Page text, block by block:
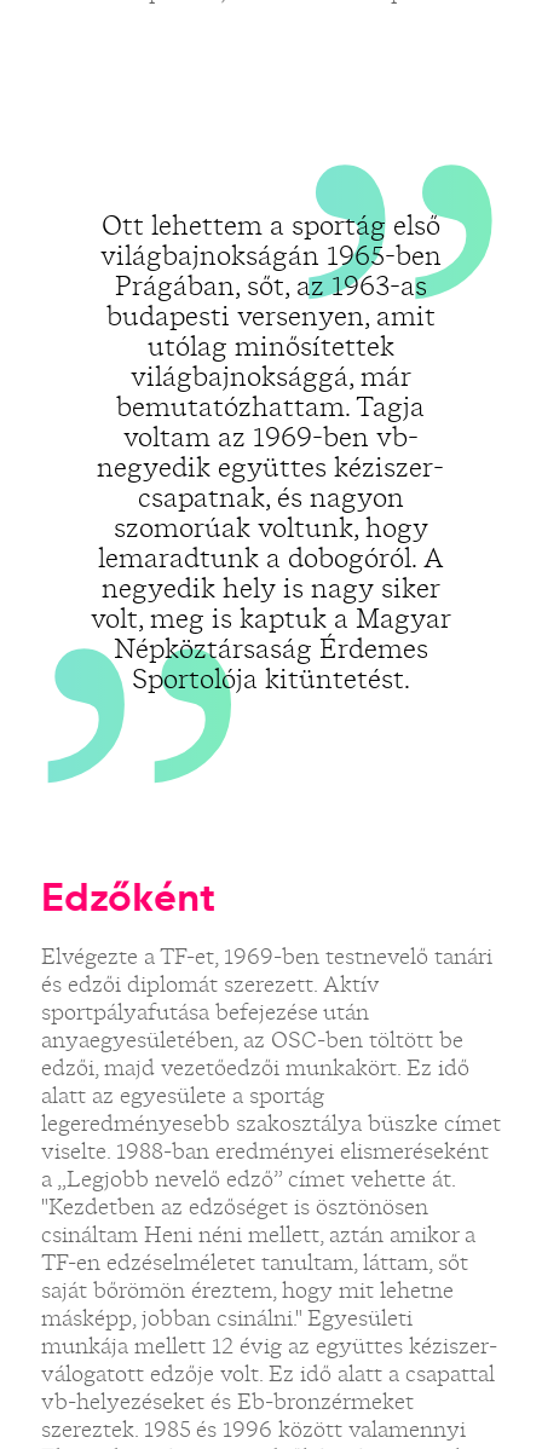
Ott lehettem a sportág első
világbajnokságán 1965-ben
Prágában, sőt, az 1963-as
budapesti versenyen, amit
utólag minősítettek
világbajnoksággá, már
bemutatózhattam. Tagja
voltam az 1969-ben vb-
negyedik együttes kéziszer-
csapatnak, és nagyon
szomorúak voltunk, hogy
lemaradtunk a dobogóról. A
negyedik hely is nagy siker
volt, meg is kaptuk a Magyar
Népköztársaság Érdemes
Sportolója kitüntetést.
„
Edzőként
Elvégezte a TF-et, 1969-ben testnevelő tanári
és edzői diplomát szerezett. Aktív
sportpályafutása befejezése után
anyaegyesületében, az OSC-ben töltött be
edzői, majd vezetőedzői munkakört. Ez idő
alatt az egyesülete a sportág
legeredményesebb szakosztálya büszke címet
viselte. 1988-ban eredményei elismeréseként
a „Legjobb nevelő edző” címet vehette át.
"Kezdetben az edzőséget is ösztönösen
csináltam Heni néni mellett, aztán amikor a
TF-en edzéselméletet tanultam, láttam, sőt
saját bőrömön éreztem, hogy mit lehetne
másképp, jobban csinálni." Egyesületi
munkája mellett 12 évig az együttes kéziszer-
válogatott edzője volt. Ez idő alatt a csapattal
vb-helyezéseket és Eb-bronzérmeket
szereztek. 1985 és 1996 között valamennyi